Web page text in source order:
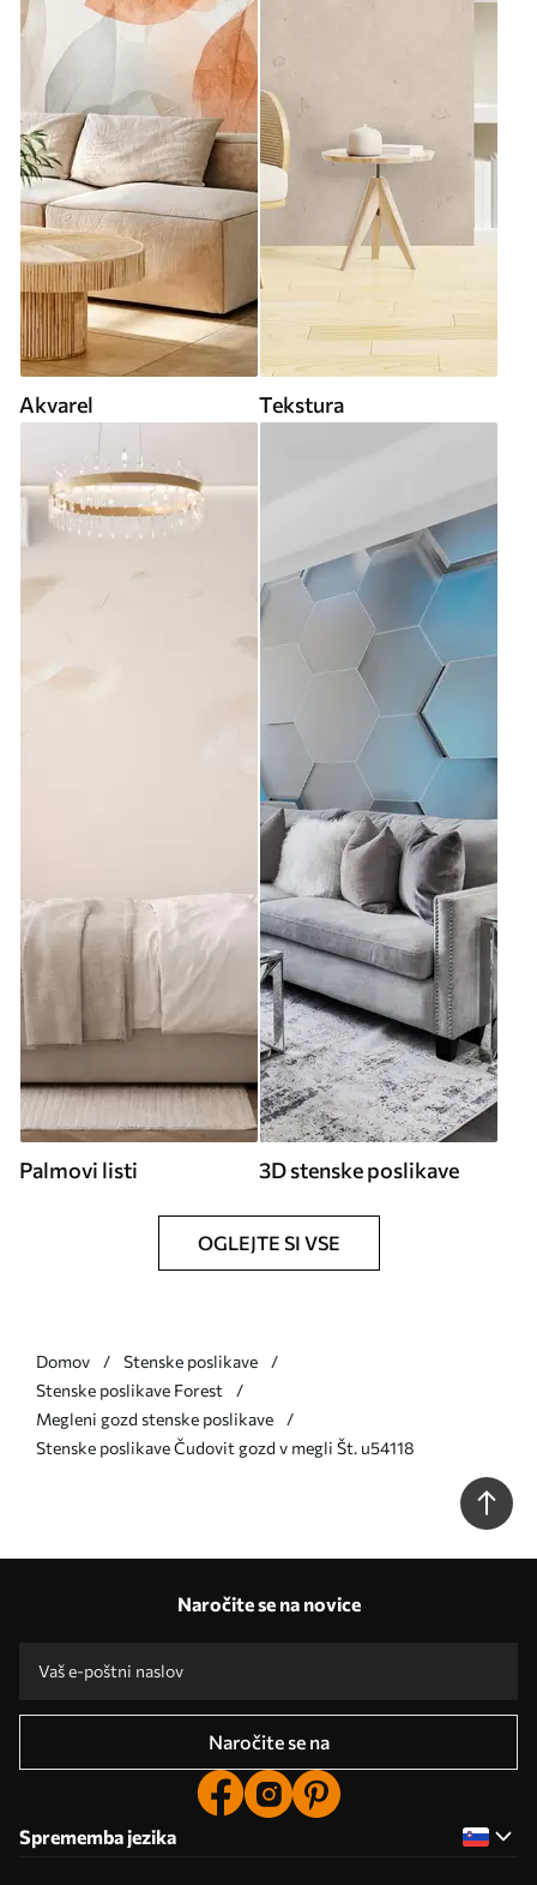
Akvarel Tekstura
Palmovi listi 3D stenske poslikave
OGLEJTE SI VSE
Domov
Stenske poslikave
Stenske poslikave Forest
Megleni gozd stenske poslikave
Stenske poslikave Čudovit gozd v megli Št. u54118
Naročite se na novice
Naročite se na
Sprememba jezika